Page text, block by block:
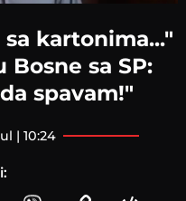
kartonima..."
Bosne sa SP:
spavam!"
| 10:24